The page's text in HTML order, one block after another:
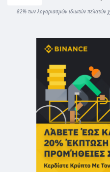
82% των λογαριασμών ιδιωτών πελατών